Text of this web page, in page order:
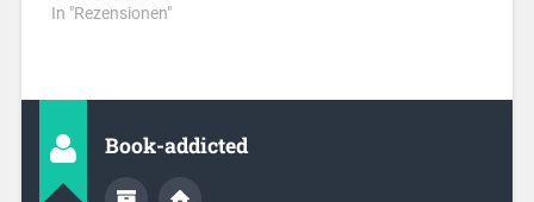
In "Rezensionen"
Book-addicted